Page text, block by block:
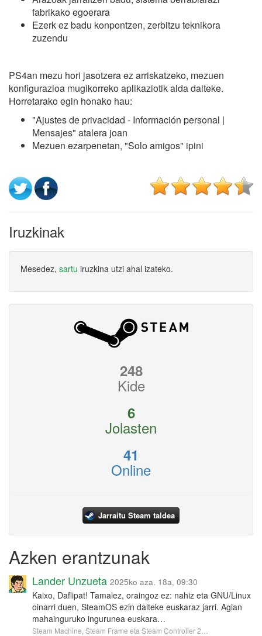
fabrikako egoerara
Ezerk ez badu konpontzen, zerbitzu teknikora
zuzendu
PS4an mezu hori jasotzera ez arriskatzeko, mezuen
konfigurazioa mugikorreko aplikaziotik alda daiteke.
Horretarako egin honako hau:
"Ajustes de privacidad - Información personal |
Mensajes" atalera joan
Mezuen ezarpenetan, "Solo amigos" ipini
Iruzkinak
Mesedez, sartu iruzkina utzi ahal izateko.
248
Kide
6
Jolasten
41
Online
Jarraitu Steam taldea
Azken erantzunak
Lander Unzueta 2025ko aza. 18a, 09:30
Kaixo, Daflipat! Tamalez, oraingoz ez: nahiz eta GNU/Linux
oinarri duen, SteamOS ezin daiteke euskaraz jarri. Agian
mahainguruko ingurunea euskara…
Steam Machine, Steam Frame eta Steam Controller 2…